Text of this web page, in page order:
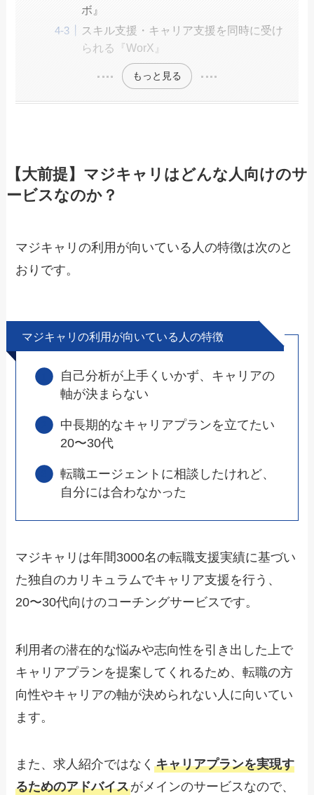
ボ』
スキル支援・キャリア支援を同時に受け
られる『WorX』
もっと見る
【大前提】マジキャリはどんな人向けのサ
ービスなのか？
マジキャリの利用が向いている人の特徴は次のと
おりです。
マジキャリの利用が向いている人の特徴
自己分析が上手くいかず、キャリアの
軸が決まらない
中長期的なキャリアプランを立てたい
20〜30代
転職エージェントに相談したけれど、
自分には合わなかった
マジキャリは年間3000名の転職支援実績に基づい
た独自のカリキュラムでキャリア支援を行う、
20〜30代向けのコーチングサービスです。
利用者の潜在的な悩みや志向性を引き出した上で
キャリアプランを提案してくれるため、転職の方
向性やキャリアの軸が決められない人に向いてい
ます。
また、求人紹介ではなくキャリアプランを実現す
るためのアドバイスがメインのサービスなので、